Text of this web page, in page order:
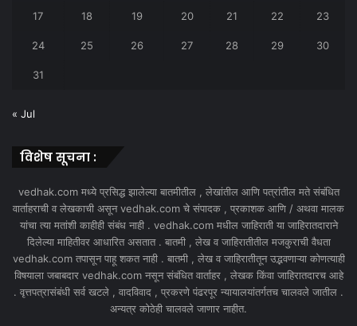
17 18 19 20 21 22 23
24 25 26 27 28 29 30
31
« Jul
विशेष सूचना :
vedhak.com मध्ये प्रसिद्ध झालेल्या बातमीतील , लेखांतील आणि पत्रांतील मते संबंधित
वार्ताहराची व लेखकाची असून vedhak.com चे संपादक , प्रकाशक आणि / अथवा मालक
यांचा त्या मतांशी काहीही संबंध नाही . vedhak.com मधील जाहिराती या जाहिरातदाराने
दिलेल्या माहितीवर आधारित असतात . बातमी , लेख व जाहिरातीतील मजकुराची वैधता
vedhak.com तपासून पाहू शकत नाही . बातमी , लेख व जाहिरातीतून उद्भवणाऱ्या कोणत्याही
विषयाला जबाबदार vedhak.com नसून संबंधित वार्ताहर , लेखक किंवा जाहिरातदारच आहे
. वृत्तपत्रासंबंधी सर्व खटले , वादविवाद , प्रकरणे पंढरपूर न्यायालयांतर्गतच चालवले जातील .
अन्यत्र कोठेही चालवले जाणार नाहीत.